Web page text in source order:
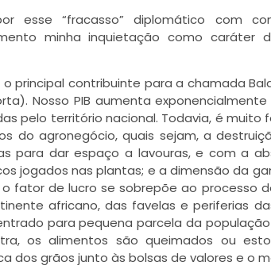
esse “fracasso” diplomático com
minha inquietação como caráter
principal contribuinte para a chamada
Nosso PIB aumenta
pelo território nacional. Todavia, é
do agronegócio, quais sejam, a
para dar espaço a lavouras, e com a
jogados nas plantas; e a dimensão da
fator de lucro se sobrepõe ao processo
africano, das favelas e periferias
para pequena parcela da
os alimentos são queimados ou
dos grãos junto às bolsas de valores e o